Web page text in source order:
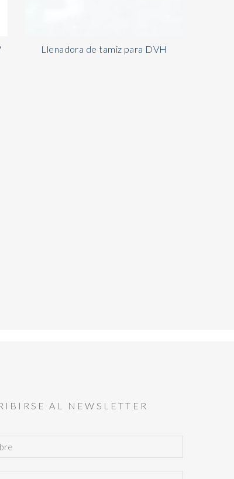
Llenadora de tamiz para DVH
AL NEWSLETTER